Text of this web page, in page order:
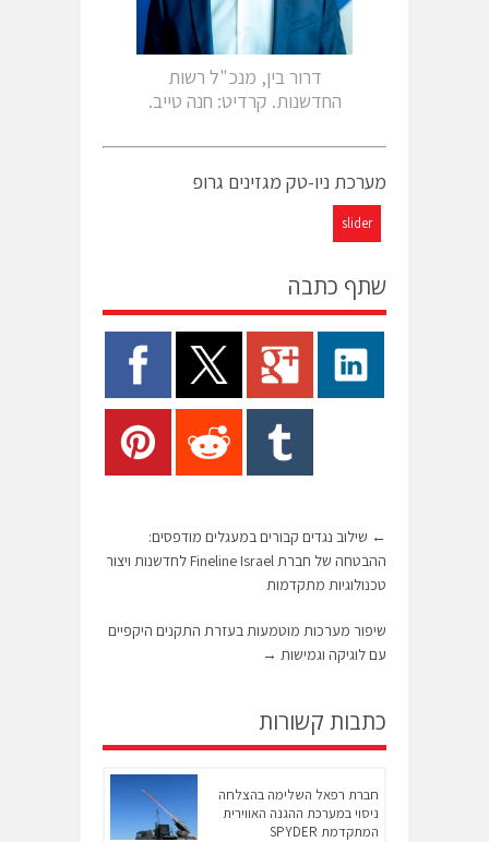
דרור בין, מנכ"ל רשות
החדשנות. קרדיט: חנה טייב.
מערכת ניו-טק מגזינים גרופ
slider
שתף כתבה
← שילוב נגדים קבורים במעגלים מודפסים:
ההבטחה של חברת Fineline Israel לחדשנות ויצור
טכנולוגיות מתקדמות
שיפור מערכות מוטמעות בעזרת התקנים היקפיים
עם לוגיקה וגמישות →
כתבות קשורות
חברת רפאל השלימה בהצלחה
ניסוי במערכת ההגנה האווירית
המתקדמת SPYDER